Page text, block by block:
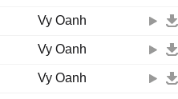
Vy Oanh
Vy Oanh
Vy Oanh